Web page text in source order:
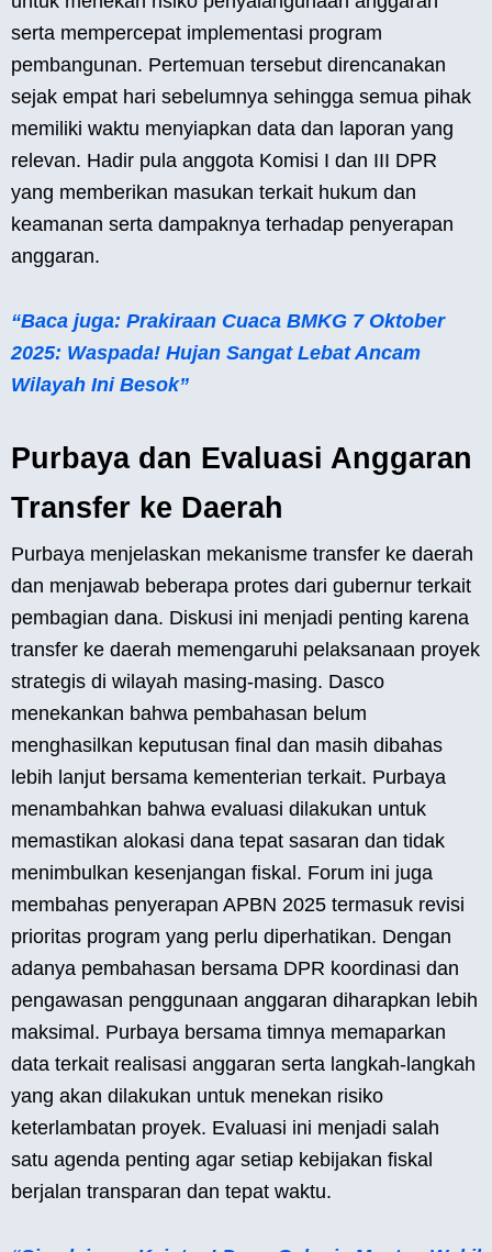
serta mempercepat implementasi program
pembangunan. Pertemuan tersebut direncanakan
sejak empat hari sebelumnya sehingga semua pihak
memiliki waktu menyiapkan data dan laporan yang
relevan. Hadir pula anggota Komisi I dan III DPR
yang memberikan masukan terkait hukum dan
keamanan serta dampaknya terhadap penyerapan
anggaran.
“Baca juga: Prakiraan Cuaca BMKG 7 Oktober
2025: Waspada! Hujan Sangat Lebat Ancam
Wilayah Ini Besok”
Purbaya dan Evaluasi Anggaran
Transfer ke Daerah
Purbaya menjelaskan mekanisme transfer ke daerah
dan menjawab beberapa protes dari gubernur terkait
pembagian dana. Diskusi ini menjadi penting karena
transfer ke daerah memengaruhi pelaksanaan proyek
strategis di wilayah masing-masing. Dasco
menekankan bahwa pembahasan belum
menghasilkan keputusan final dan masih dibahas
lebih lanjut bersama kementerian terkait. Purbaya
menambahkan bahwa evaluasi dilakukan untuk
memastikan alokasi dana tepat sasaran dan tidak
menimbulkan kesenjangan fiskal. Forum ini juga
membahas penyerapan APBN 2025 termasuk revisi
prioritas program yang perlu diperhatikan. Dengan
adanya pembahasan bersama DPR koordinasi dan
pengawasan penggunaan anggaran diharapkan lebih
maksimal. Purbaya bersama timnya memaparkan
data terkait realisasi anggaran serta langkah-langkah
yang akan dilakukan untuk menekan risiko
keterlambatan proyek. Evaluasi ini menjadi salah
satu agenda penting agar setiap kebijakan fiskal
berjalan transparan dan tepat waktu.